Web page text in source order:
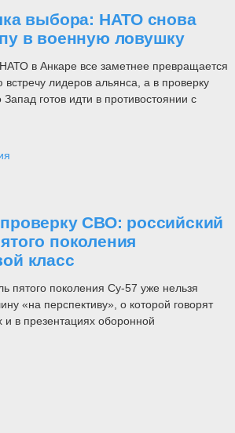
выбора: НАТО снова
в военную ловушку
в Анкаре все заметнее превращается
лидеров альянса, а в проверку
Запад готов идти в противостоянии с
СВО: российский
поколения
класс
пятого поколения Су-57 уже нельзя
«на перспективу», о которой говорят
и в презентациях оборонной